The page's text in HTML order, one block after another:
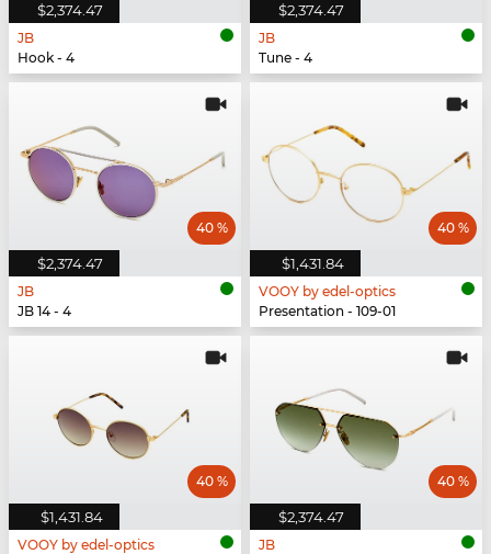
$2,374.47
JB
Hook - 4
$2,374.47
JB
Tune - 4
$2,374.47
40 %
JB
JB 14 - 4
$1,431.84
40 %
VOOY by edel-optics
Presentation - 109-01
$1,431.84
40 %
VOOY by edel-optics
$2,374.47
40 %
JB